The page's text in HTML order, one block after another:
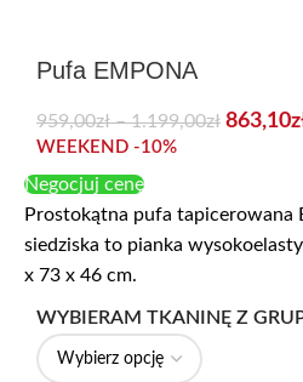
Pufa EMPONA
959,00zł – 1.199,00zł 863,10
WEEKEND -10%
Negocjuj cenę
Prostokątna pufa tapicerowana
siedziska to pianka
x 73 x 46 cm.
WYBIERAM TKANINĘ Z